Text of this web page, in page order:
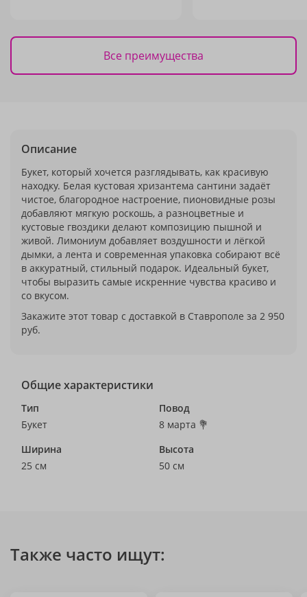
Все преимущества
Описание
Букет, который хочется разглядывать, как красивую
находку. Белая кустовая хризантема сантини задаёт
чистое, благородное настроение, пионовидные розы
добавляют мягкую роскошь, а разноцветные и
кустовые гвоздики делают композицию пышной и
живой. Лимониум добавляет воздушности и лёгкой
дымки, а лента и современная упаковка собирают всё
в аккуратный, стильный подарок. Идеальный букет,
чтобы выразить самые искренние чувства красиво и
со вкусом.
Закажите этот товар с доставкой в Ставрополе за 2 950
руб.
Общие характеристики
Тип
Букет
Повод
8 марта 💐
Ширина
25 см
Высота
50 см
Также часто ищут: